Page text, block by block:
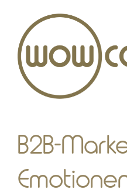
Inhalt
springen
B2B-